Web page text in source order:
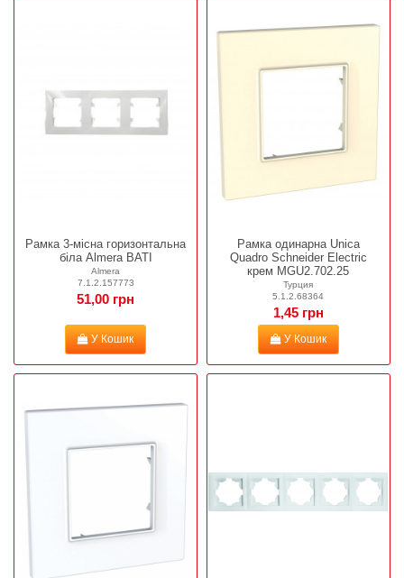
Рамка 3-місна горизонтальна
біла Almera BATI
Almera
7.1.2.157773
51,00 грн
У Кошик
Рамка одинарна Unica
Quadro Schneider Electric
крем MGU2.702.25
Турция
5.1.2.68364
1,45 грн
У Кошик